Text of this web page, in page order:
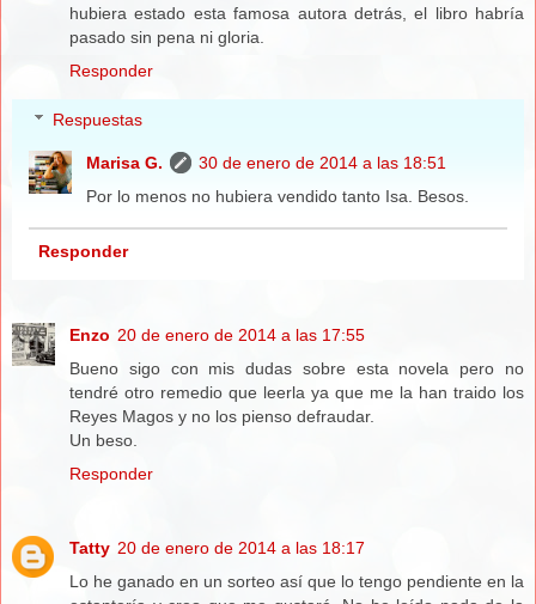
hubiera estado esta famosa autora detrás, el libro habría
pasado sin pena ni gloria.
Responder
Respuestas
Marisa G.
30 de enero de 2014 a las 18:51
Por lo menos no hubiera vendido tanto Isa. Besos.
Responder
Enzo 20 de enero de 2014 a las 17:55
Bueno sigo con mis dudas sobre esta novela pero no
tendré otro remedio que leerla ya que me la han traido los
Reyes Magos y no los pienso defraudar.
Un beso.
Responder
Tatty 20 de enero de 2014 a las 18:17
Lo he ganado en un sorteo así que lo tengo pendiente en la